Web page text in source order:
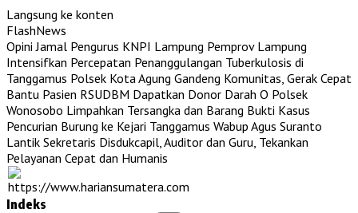
Langsung ke konten
FlashNews
Opini Jamal Pengurus KNPI Lampung Pemprov Lampung
Intensifkan Percepatan Penanggulangan Tuberkulosis di
Tanggamus Polsek Kota Agung Gandeng Komunitas, Gerak Cepat
Bantu Pasien RSUDBM Dapatkan Donor Darah O Polsek
Wonosobo Limpahkan Tersangka dan Barang Bukti Kasus
Pencurian Burung ke Kejari Tanggamus Wabup Agus Suranto
Lantik Sekretaris Disdukcapil, Auditor dan Guru, Tekankan
Pelayanan Cepat dan Humanis
Indeks